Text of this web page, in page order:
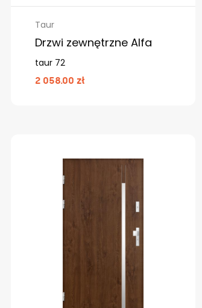
Taur
Drzwi zewnętrzne Alfa
taur 72
2 058.00 zł